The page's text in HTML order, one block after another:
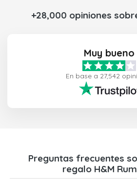
+28,000 opiniones
Muy bueno
En base a 27,542
Preguntas frecuentes
regalo H&M